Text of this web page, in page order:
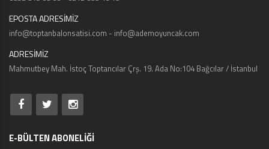
EPOSTA ADRESİMİZ
info@toptanbalonsatisi.com - info@ademoyuncak.com
ADRESİMİZ
Mahmutbey Mah. İstoç Toptancılar Çrş. 19. Ada No:104 Bağcılar / İstanbul
E-BÜLTEN ABONELİĞİ